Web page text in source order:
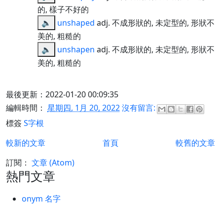
的, 樣子不好的
🔈
unshaped adj. 不成形狀的, 未定型的, 形狀不
美的, 粗糙的
🔈
unshapen adj. 不成形狀的, 未定型的, 形狀不
美的, 粗糙的
最後更新：2022-01-20 00:09:35
編輯時間： 星期四, 1月 20, 2022沒有留言:
標簽 S字根
較新的文章
較舊的文章
首頁
訂閱： 文章 (Atom)
熱門文章
onym 名字